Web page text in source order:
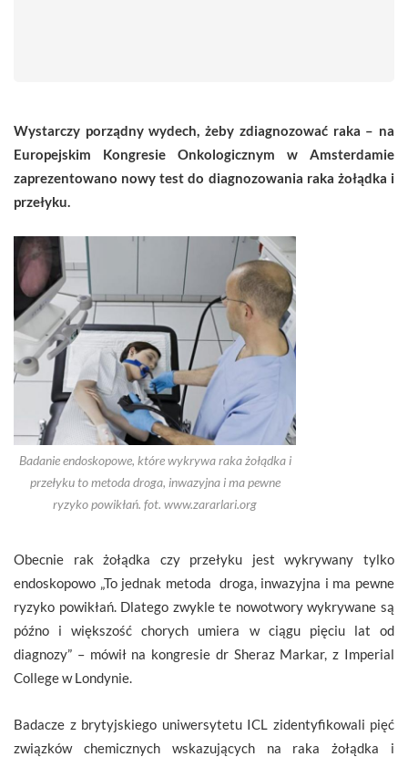
Wystarczy porządny wydech, żeby zdiagnozować raka – na
Europejskim Kongresie Onkologicznym w Amsterdamie
zaprezentowano nowy test do diagnozowania raka żołądka i
przełyku.
Badanie endoskopowe, które wykrywa raka żołądka i
przełyku to metoda droga, inwazyjna i ma pewne
ryzyko powikłań. fot. www.zararlari.org
Obecnie rak żołądka czy przełyku jest wykrywany tylko
endoskopowo „To jednak metoda droga, inwazyjna i ma pewne
ryzyko powikłań. Dlatego zwykle te nowotwory wykrywane są
późno i większość chorych umiera w ciągu pięciu lat od
diagnozy” – mówił na kongresie dr Sheraz Markar, z Imperial
College w Londynie.
Badacze z brytyjskiego uniwersytetu ICL zidentyfikowali pięć
związków chemicznych wskazujących na raka żołądka i